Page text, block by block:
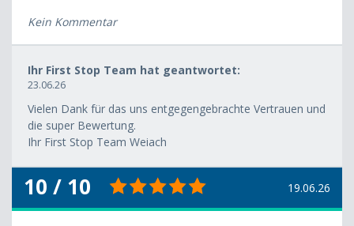
Kein Kommentar
Ihr First Stop Team hat geantwortet:
23.06.26
Vielen Dank für das uns entgegengebrachte Vertrauen und
die super Bewertung.
Ihr First Stop Team Weiach
10 / 10 19.06.26